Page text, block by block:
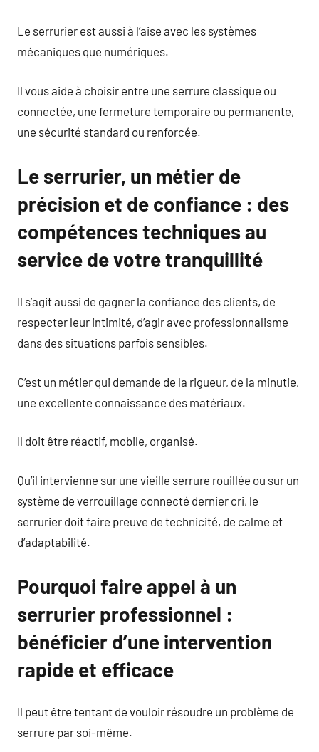
Le serrurier est aussi à l’aise avec les systèmes
mécaniques que numériques.
Il vous aide à choisir entre une serrure classique ou
connectée, une fermeture temporaire ou permanente,
une sécurité standard ou renforcée.
Le serrurier, un métier de
précision et de confiance : des
compétences techniques au
service de votre tranquillité
Il s’agit aussi de gagner la confiance des clients, de
respecter leur intimité, d’agir avec professionnalisme
dans des situations parfois sensibles.
C’est un métier qui demande de la rigueur, de la minutie,
une excellente connaissance des matériaux.
Il doit être réactif, mobile, organisé.
Qu’il intervienne sur une vieille serrure rouillée ou sur un
système de verrouillage connecté dernier cri, le
serrurier doit faire preuve de technicité, de calme et
d’adaptabilité.
Pourquoi faire appel à un
serrurier professionnel :
bénéficier d’une intervention
rapide et efficace
Il peut être tentant de vouloir résoudre un problème de
serrure par soi-même.